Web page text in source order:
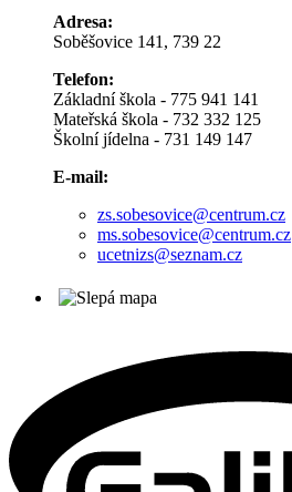
Adresa:
Soběšovice 141, 739 22
Telefon:
Základní škola - 775 941 141
Mateřská škola - 732 332 125
Školní jídelna - 731 149 147
E-mail:
zs.sobesovice@centrum.cz
ms.sobesovice@centrum.cz
ucetnizs@seznam.cz